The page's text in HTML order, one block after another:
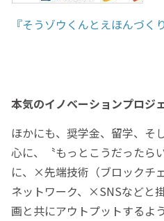
『そうゾウくんとえほんづく
本気のイノベーションプロジ
ほかにも、奨学金、留学、そ
心に、〝もっとこうだったら
に、×先端技術（ブロック
ネットワーク、×SNSなどと
画と共にアウトプットするよ